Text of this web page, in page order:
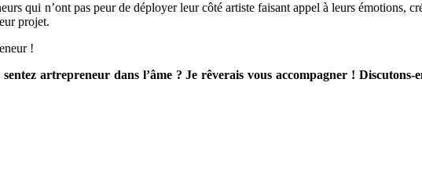
qui n’ont pas peur de déployer leur côté artiste faisant appel à leurs
projet.
!
artrepreneur dans l’âme ? Je rêverais vous accompagner !